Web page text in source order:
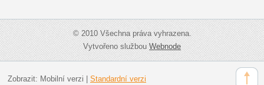
© 2010 Všechna práva vyhrazena.
Vytvořeno službouWebnode
Zobrazit: Mobilní verzi Standardní verzi